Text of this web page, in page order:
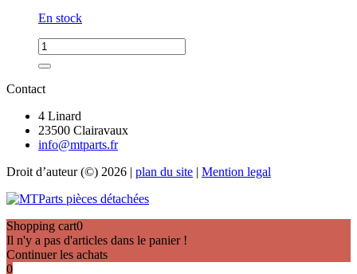
Satoh
Suzue
M,
KE70
1
En stock
quantité
de
Joint
de
Satoh
ST1540
Contact
4 Linard
23500 Clairavaux
info@mtparts.fr
Droit d’auteur (©) 2026 | plan du site | Mention legal
Shopping cart0
Il n'y a pas d'articles dans le panier !
Continuer les achats
0